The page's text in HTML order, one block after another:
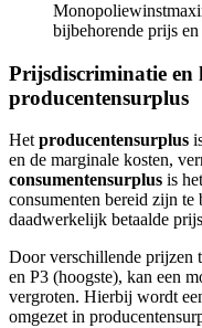
bijbehorende prijs en
Prijsdiscriminatie en
producentensurplus
Hetproducentensurplus
en de marginale kosten,
consumentensurplus is
consumenten bereid zijn te
daadwerkelijk betaalde
Door verschillende prijzen
en P3 (hoogste), kan een
vergroten. Hierbij wordt
omgezet in